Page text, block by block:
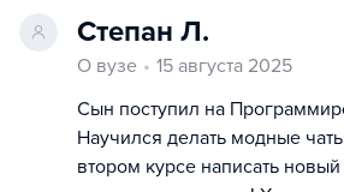
Степан Л.
О вузе
15 августа 2025
Сын поступил на
Научился делать модные
втором курсе написать